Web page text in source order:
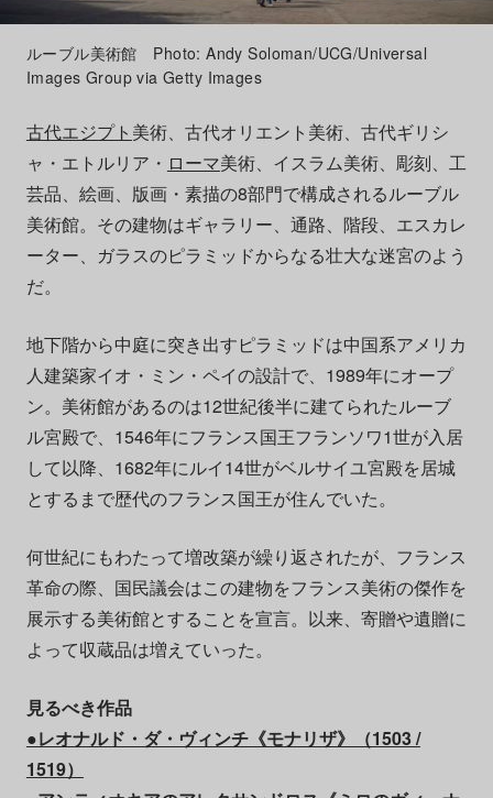
ルーブル美術館 Photo: Andy Soloman/UCG/Universal
Images Group via Getty Images
古代エジプト 美術、古代オリエント美術、古代ギリシ
ャ・エトルリア・ ローマ美術、イスラム美術、彫刻、工
芸品、絵画、版画・素描の8部門で構成されるルーブル
美術館。その建物はギャラリー、通路、階段、エスカレ
ーター、ガラスのピラミッドからなる壮大な迷宮のよう
だ。
地下階から中庭に突き出すピラミッドは中国系アメリカ
人建築家イオ・ミン・ペイの設計で、1989年にオープ
ン。美術館があるのは12世紀後半に建てられたルーブ
ル宮殿で、1546年にフランス国王フランソワ1世が入居
して以降、1682年にルイ14世がベルサイユ宮殿を居城
とするまで歴代のフランス国王が住んでいた。
何世紀にもわたって増改築が繰り返されたが、フランス
革命の際、国民議会はこの建物をフランス美術の傑作を
展示する美術館とすることを宣言。以来、寄贈や遺贈に
よって収蔵品は増えていった。
見るべき作品
●レオナルド・ダ・ヴィンチ《モナリザ》（1503 /
1519）